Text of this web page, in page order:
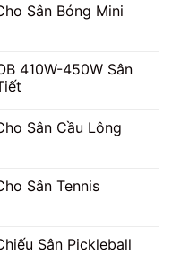
Sân Bóng Mini
410W-450W Sân
Sân Cầu Lông
Sân Tennis
Sân Pickleball